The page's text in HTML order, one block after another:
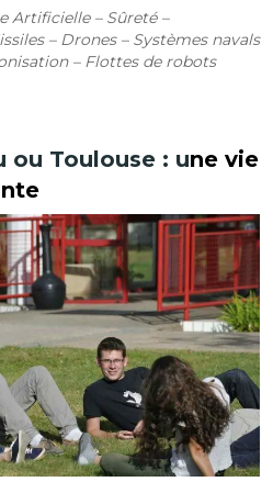
Artificielle – Sûreté –
– Drones – Systèmes navals
– Flottes de robots
ou Toulouse : une vie